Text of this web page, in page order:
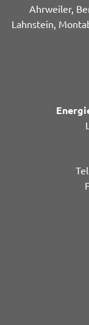
Ahrweiler,
Lahnstein,